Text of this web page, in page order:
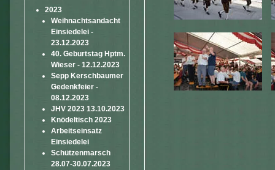
2023
Weihnachtsandacht
Einsiedelei -
23.12.2023
40. Geburtstag Hptm.
Wieser - 12.12.2023
Sepp Kerschbaumer
Gedenkfeier -
08.12.2023
JHV 2023 13.10.2023
Knödeltisch 2023
Arbeitseinsatz
Einsiedelei
Schützenmarsch
28.07-30.07.2023